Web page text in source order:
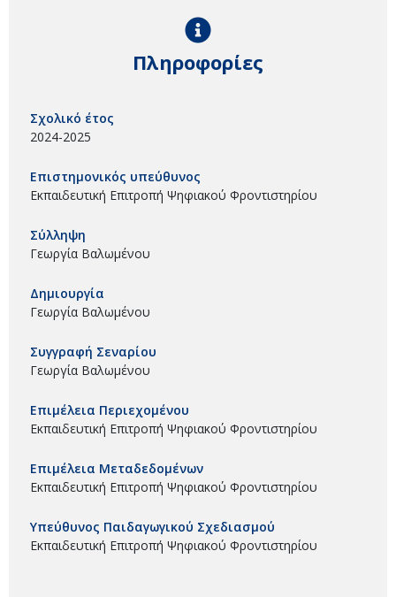
Πληροφορίες
Σχολικό έτος
2024-2025
Επιστημονικός υπεύθυνος
Εκπαιδευτική Επιτροπή Ψηφιακού Φροντιστηρίου
Σύλληψη
Γεωργία Βαλωμένου
Δημιουργία
Γεωργία Βαλωμένου
Συγγραφή Σεναρίου
Γεωργία Βαλωμένου
Επιμέλεια Περιεχομένου
Εκπαιδευτική Επιτροπή Ψηφιακού Φροντιστηρίου
Επιμέλεια Μεταδεδομένων
Εκπαιδευτική Επιτροπή Ψηφιακού Φροντιστηρίου
Υπεύθυνος Παιδαγωγικού Σχεδιασμού
Εκπαιδευτική Επιτροπή Ψηφιακού Φροντιστηρίου